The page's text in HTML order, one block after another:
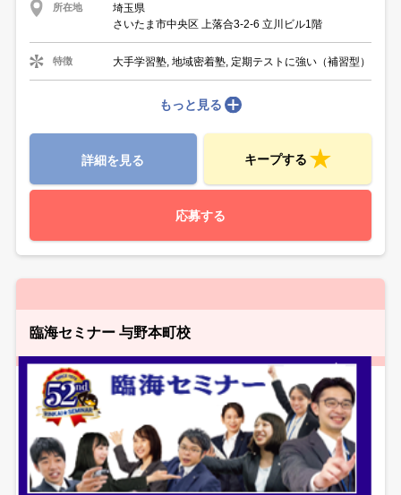
所在地
埼玉県
さいたま市中央区 上落合3-2-6 立川ビル1階
特徴 大手学習塾, 地域密着塾, 定期テストに強い（補習型）
もっと見る
詳細を見る キープする
応募する
臨海セミナー 与野本町校